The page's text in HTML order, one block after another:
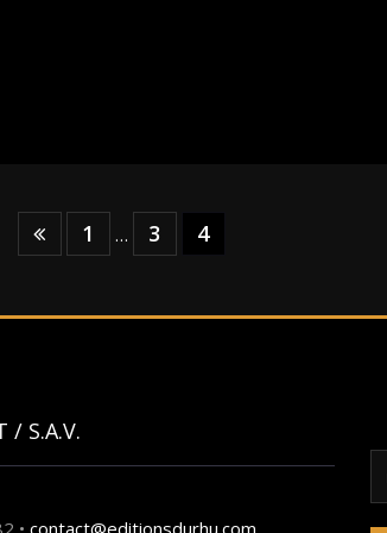
1 … 3 4
/ S.A.V.
• contact@editionsdurhu.com